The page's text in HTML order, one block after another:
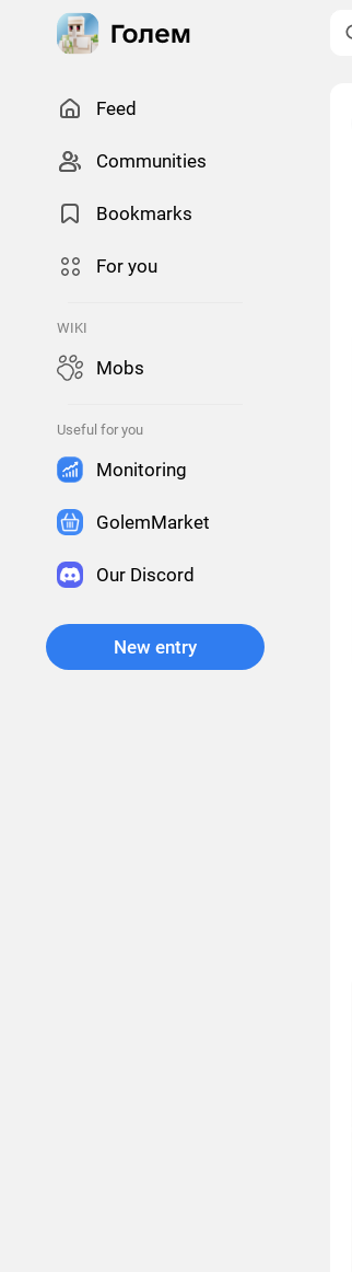
Feed
Сommunities
Bookmarks
For you
WIKI
Mobs
Useful for you
Monitoring
GolemMarket
Our Discord
New entry